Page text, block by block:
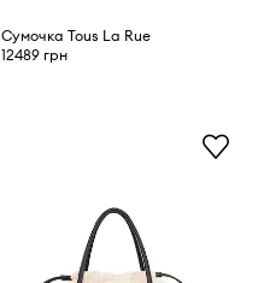
Сумочка Tous La Rue
12489 грн